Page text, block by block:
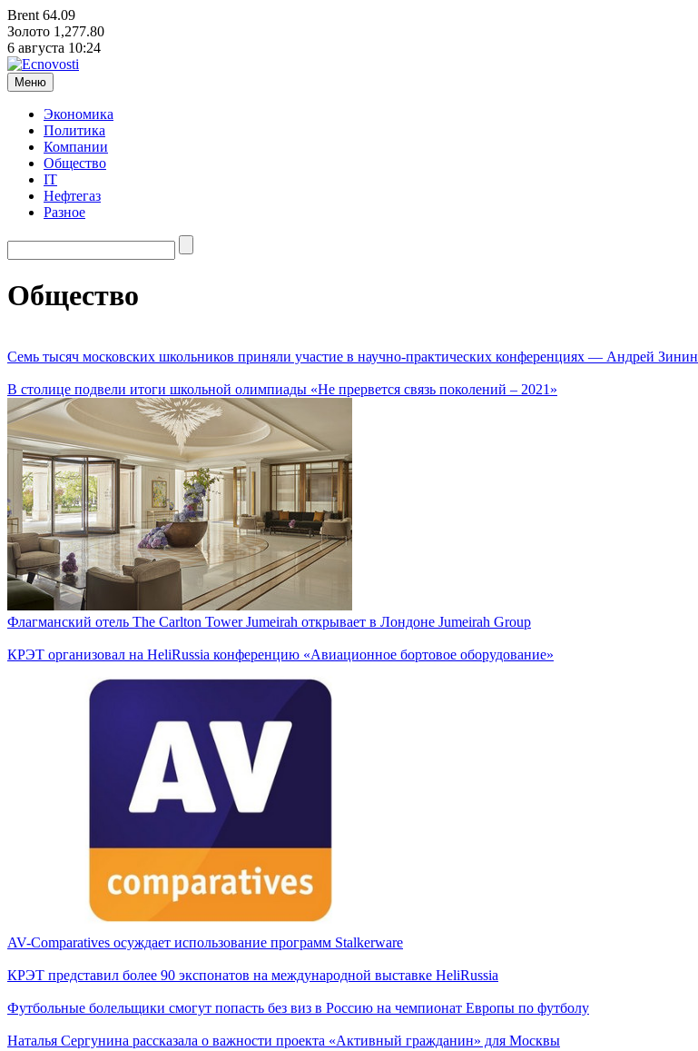
Brent 64.09
Золото 1,277.80
6 августа 10:24
Меню
Экономика
Политика
Компании
Общество
IT
Нефтегаз
Разное
Общество
Семь тысяч московских школьников приняли участие в научно-практических конференциях — Андрей Зинин
В столице подвели итоги школьной олимпиады «Не прервется связь поколений – 2021»
Флагманский отель The Carlton Tower Jumeirah открывает в Лондоне Jumeirah Group
КРЭТ организовал на HeliRussia конференцию «Авиационное бортовое оборудование»
AV-Comparatives осуждает использование программ Stalkerware
КРЭТ представил более 90 экспонатов на международной выставке HeliRussia
Футбольные болельщики смогут попасть без виз в Россию на чемпионат Европы по футболу
Наталья Сергунина рассказала о важности проекта «Активный гражданин» для Москвы